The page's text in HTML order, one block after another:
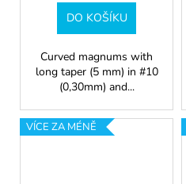
DO KOŠÍKU
Curved magnums with
long taper (5 mm) in #10
(0,30mm) and...
VÍCE ZA MÉNĚ